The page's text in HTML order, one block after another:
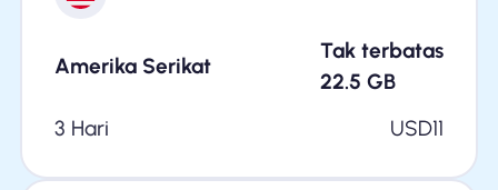
Amerika Serikat
Tak terbatas
22.5 GB
3 Hari
USD11